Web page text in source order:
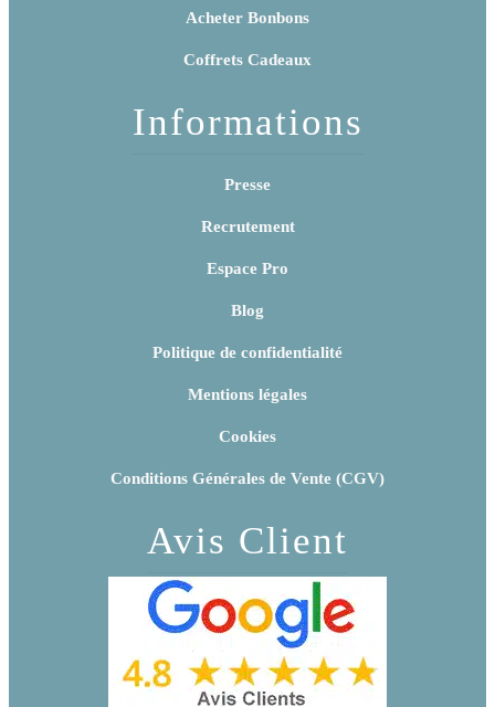
Acheter Bonbons
Coffrets Cadeaux
Informations
Presse
Recrutement
Espace Pro
Blog
Politique de confidentialité
Mentions légales
Cookies
Conditions Générales de Vente (CGV)
Avis Client